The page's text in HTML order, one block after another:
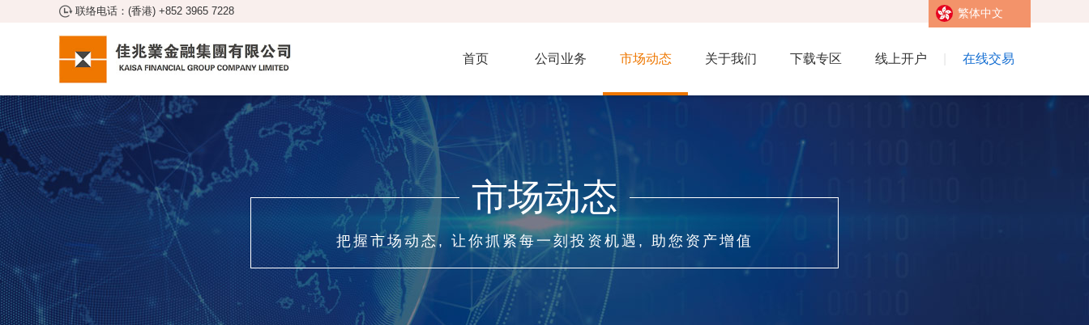
联络电话：(香港) +852 3965 7228 繁体中文
首页 公司业务 市场动态 关于我们 下载专区 线上开户 在线交易
市场动态
把握市场动态, 让你抓紧每一刻投资机遇, 助您资产增值